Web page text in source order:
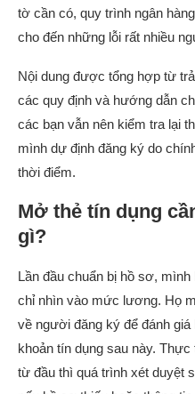
tờ cần có, quy trình ngân
cho đến những lỗi rất nhiều
Nội dung được tổng hợp từ
các quy định và hướng dẫn
các bạn vẫn nên kiểm tra lại
mình dự định đăng ký do
thời điểm.
Mở thẻ tín dụng
gì?
Lần đầu chuẩn bị hồ sơ,
chỉ nhìn vào mức lương. Họ
về người đăng ký để đánh
khoản tín dụng sau này.
từ đầu thì quá trình xét duyệt